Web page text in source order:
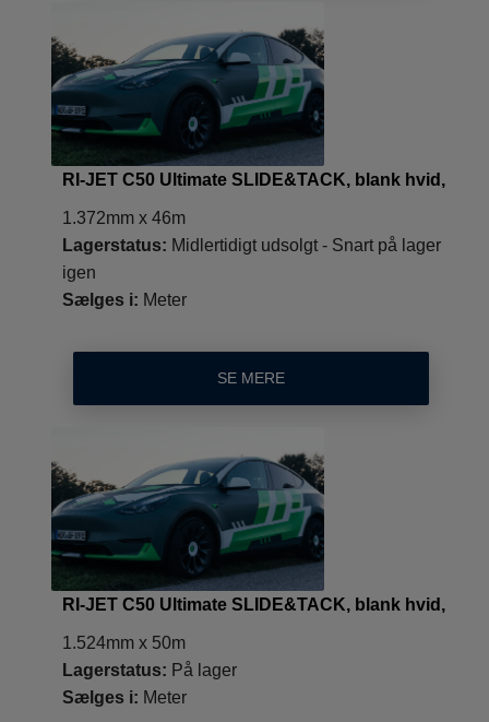
RI-JET C50 Ultimate SLIDE&TACK, blank hvid,
1.372mm x 46m
Lagerstatus: Midlertidigt udsolgt - Snart på lager
igen
Sælges i: Meter
SE MERE
RI-JET C50 Ultimate SLIDE&TACK, blank hvid,
1.524mm x 50m
Lagerstatus: På lager
Sælges i: Meter